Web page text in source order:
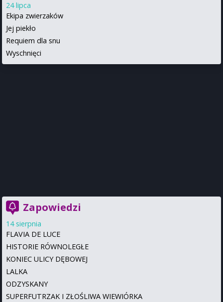
24 lipca
Ekipa zwierzaków
Jej piekło
Requiem dla snu
Wyschnięci
Zapowiedzi
14 sierpnia
FLAVIA DE LUCE
HISTORIE RÓWNOLEGŁE
KONIEC ULICY DĘBOWEJ
LALKA
ODZYSKANY
SUPERFUTRZAK I ZŁOŚLIWA WIEWIÓRKA